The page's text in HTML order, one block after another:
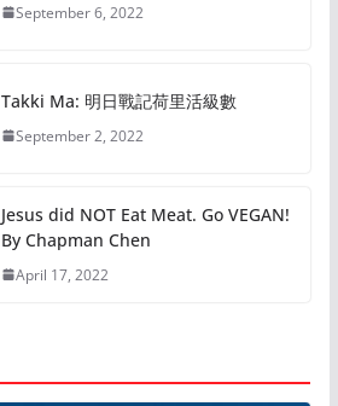
September 6, 2022
Takki Ma: 明日戰記荷里活級數
September 2, 2022
Jesus did NOT Eat Meat. Go VEGAN!
By Chapman Chen
April 17, 2022